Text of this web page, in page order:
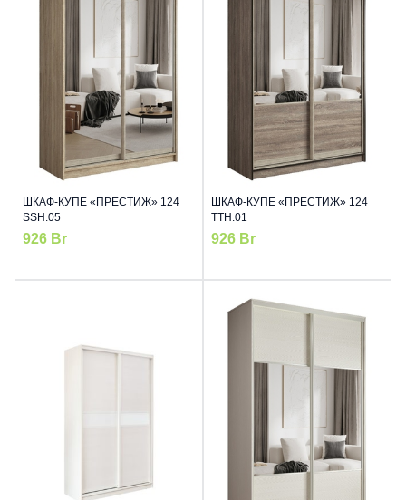
ШКАФ-КУПЕ «ПРЕСТИЖ» 124
SSH.05
926 Br
ШКАФ-КУПЕ «ПРЕСТИЖ» 124
TTH.01
926 Br